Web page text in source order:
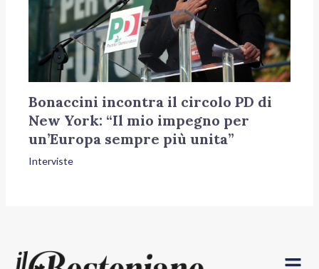
Bonaccini incontra il circolo PD di
New York: “Il mio impegno per
un’Europa sempre più unita”
Interviste
Menu